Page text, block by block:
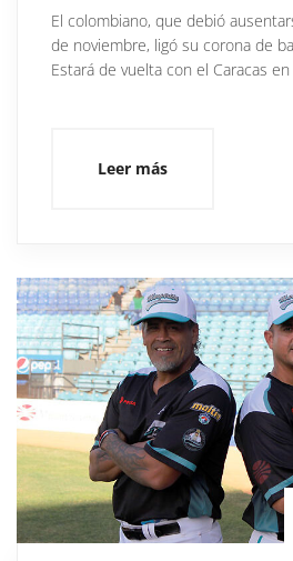
El colombiano, que debió
de noviembre, ligó su corona de
Estará de vuelta con el Caracas
Leer más